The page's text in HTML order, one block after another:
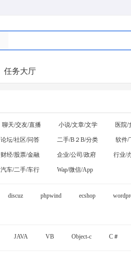
任务大厅
聊天/交友/直播 小说/文章/文学 医院/
论坛/社区/问答 二手/B２B/分类 软件/
财经/股票/金融 企业/公司/政府 行业/
汽车/二手/车行 Wap/微信/App
discuz phpwind ecshop
JAVA VB Object-c C＃